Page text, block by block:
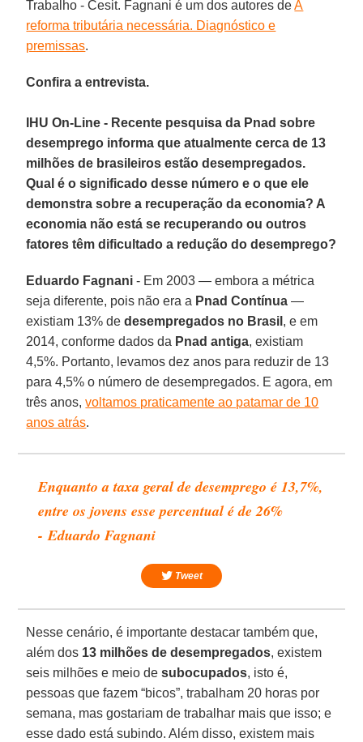
Trabalho - Cesit. Fagnani é um dos autores deA
reforma tributária necessária. Diagnóstico e
premissas.
Confira a entrevista.
IHU On-Line - Recente pesquisa da Pnad sobre
desemprego informa que atualmente cerca de 13
milhões de brasileiros estão desempregados.
Qual é o significado desse número e o que ele
demonstra sobre a recuperação da economia? A
economia não está se recuperando ou outros
fatores têm dificultado a redução do desemprego?
Eduardo Fagnani- Em 2003 — embora a métrica
seja diferente, pois não era a Pnad Contínua —
existiam 13% dedesempregados no Brasil , e em
2014, conforme dados da Pnad antiga, existiam
4,5%. Portanto, levamos dez anos para reduzir de 13
para 4,5% o número de desempregados. E agora, em
três anos,voltamos praticamente ao patamar de 10
anos atrás.
Enquanto a taxa geral de desemprego é 13,7%,
entre os jovens esse percentual é de 26%
- Eduardo Fagnani
Tweet
Nesse cenário, é importante destacar também que,
além dos 13 milhões de desempregados, existem
seis milhões e meio desubocupados, isto é,
pessoas que fazem “bicos”, trabalham 20 horas por
semana, mas gostariam de trabalhar mais que isso; e
esse dado está subindo. Além disso, existem mais